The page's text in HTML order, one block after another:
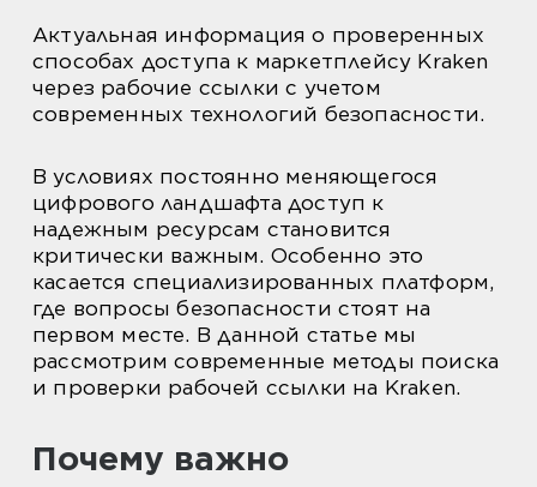
Актуальная информация о проверенных
способах доступа к маркетплейсу Kraken
через рабочие ссылки с учетом
современных технологий безопасности.
В условиях постоянно меняющегося
цифрового ландшафта доступ к
надежным ресурсам становится
критически важным. Особенно это
касается специализированных платформ,
где вопросы безопасности стоят на
первом месте. В данной статье мы
рассмотрим современные методы поиска
и проверки рабочей ссылки на Kraken.
Почему важно